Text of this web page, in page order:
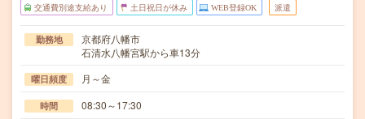
交通費別途支給あり 土日祝日が休み WEB登録OK 派遣
勤務地
京都府八幡市
石清水八幡宮駅から車13分
曜日頻度 月～金
時間 08:30～17:30